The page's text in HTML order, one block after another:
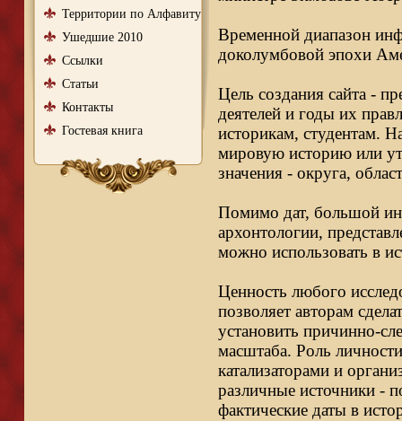
Территории по Алфавиту
Ушедшие 2010
Ссылки
Статьи
Контакты
Гостевая книга
Временной диапазон
доколумбовой эпохи
Цель создания сайта -
деятелей и годы их
историкам, студентам.
мировую историю или
значения - округа,
Помимо дат, большой
архонтологии,
можно использовать в
Ценность любого
позволяет авторам
установить причинно-
масштаба. Роль
катализаторами и
различные источники -
фактические даты в